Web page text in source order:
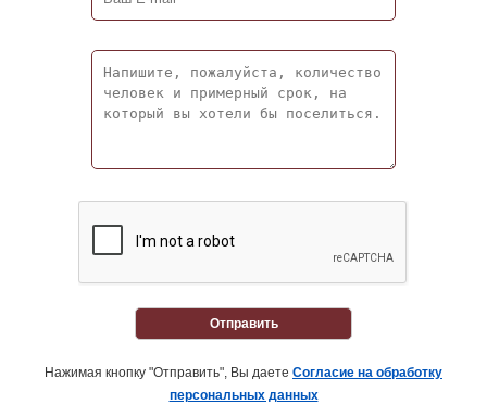
Отправить
Нажимая кнопку "Отправить", Вы даете Согласие на обработку
персональных данных